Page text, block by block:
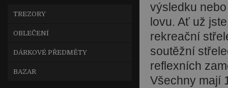
výsledku
lovu. Ať už
rekreační
soutěžní
reflexních
Všechny mají
TREZORY
OBLEČENÍ
DÁRKOVÉ PŘEDMĚTY
BAZAR